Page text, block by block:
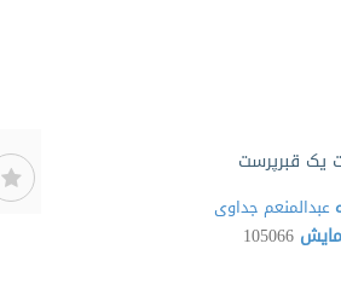
یک قبرپرست
عبدالمنعم جداوی
105066